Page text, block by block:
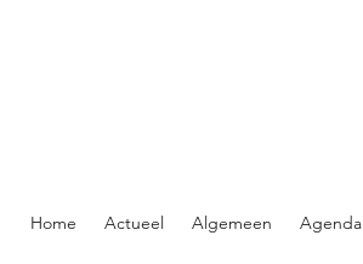
Home Actueel Algemeen Agenda